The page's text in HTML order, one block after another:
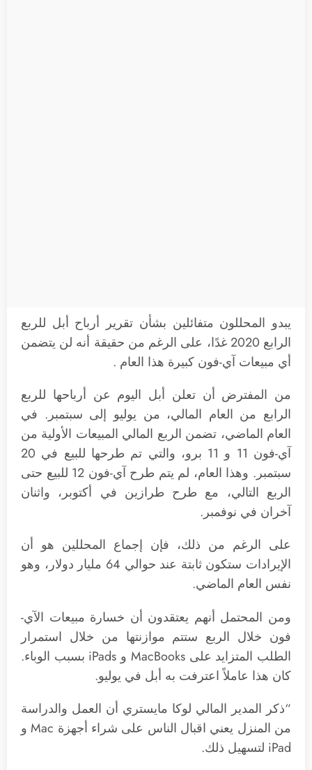
يبدو المحللون متفائلين بشأن تقرير أرباح أبل للربع
الرابع 2020 غدًا، على الرغم من حقيقة أنه لن يتضمن
أي مبيعات آي-فون كبيرة هذا العام .
من المفترض أن تعلن أبل اليوم عن أرباحها للربع
الرابع من العام المالي، من يوليو إلى سبتمبر. في
العام الماضي، تضمن الربع المالي المبيعات الأولية من
آي-فون 11 و 11 برو، والتي تم طرحها للبيع في 20
سبتمبر. وهذا العام، لم يتم طرح آي-فون 12 للبيع حتى
الربع التالي، مع طرح طرازين في أكتوبر، واثنان
آخران في نوفمبر.
على الرغم من ذلك، فإن إجماع المحللين هو أن
الإيرادات ستكون ثابتة عند حوالي 64 مليار دولار، وهو
نفس العام الماضي.
ومن المحتمل أنهم يعتقدون أن خسارة مبيعات الآي-
فون خلال الربع ستتم موازنتها من خلال استمرار
الطلب المتزايد على MacBooks و iPads بسبب الوباء.
كان هذا عاملاً اعترفت به أبل في يوليو.
“ذكر المدير المالي لوكا مايستري أن العمل والدراسة
من المنزل يعني اقبال الناس على شراء أجهزة Mac و
iPad لتسهيل ذلك.